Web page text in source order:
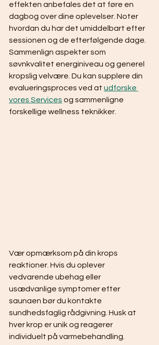
effekten anbefales det at føre en
dagbog over dine oplevelser. Noter
hvordan du har det umiddelbart efter
sessionen og de efterfølgende dage.
Sammenlign aspekter som
søvnkvalitet energiniveau og generel
kropslig velvære. Du kan supplere din
evalueringsproces ved at udforske
vores Services og sammenligne
forskellige wellness teknikker.
Vær opmærksom på din krops
reaktioner. Hvis du oplever
vedvarende ubehag eller
usædvanlige symptomer efter
saunaen bør du kontakte
sundhedsfaglig rådgivning. Husk at
hver krop er unik og reagerer
individuelt på varmebehandling.